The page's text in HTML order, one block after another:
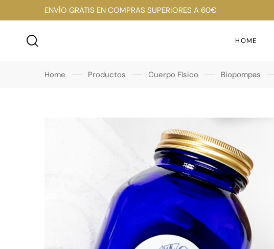
ENVÍO GRATIS EN COMPRAS SUPERIORES A 60€
HOME
Home Productos Cuerpo Físico Biopompas